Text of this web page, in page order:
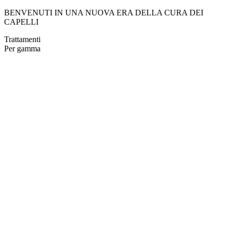
BENVENUTI IN UNA NUOVA ERA DELLA CURA DEI
CAPELLI
Trattamenti
Per gamma